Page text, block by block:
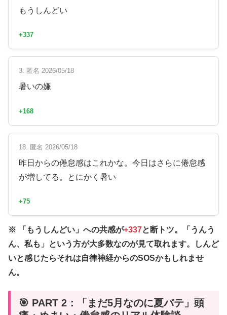
もうしんどい
+337
3. 匿名 2026/05/18
暑いの嫌
+168
18. 匿名 2026/05/18
昨日からの倦怠感はこれかな。今日はさらに倦怠感
が増してる。とにかく暑い
+75
※ 「もうしんどい」への共感が+337と断トツ。「うんう
ん、私も」という方が大多数なのが見て取れます。しんど
いと感じたらそれは自律神経からのSOSかもしれませ
ん。
🎯 PART 2：「まだ5月なのに夏バテ」頭